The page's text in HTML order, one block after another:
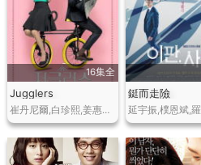
16集全
Jugglers
崔丹尼爾,白珍熙,姜惠貞,李源根
鋌而走險